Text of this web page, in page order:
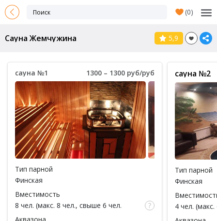
(0)
Сауна Жемчужина 5,9
сауна №1 1300 – 1300 руб/руб
Тип парной
Финская
Вместимость
8 чел. (макс. 8 чел., свыше 6 чел.
сауна №2
Тип парной
Финская
4 чел.